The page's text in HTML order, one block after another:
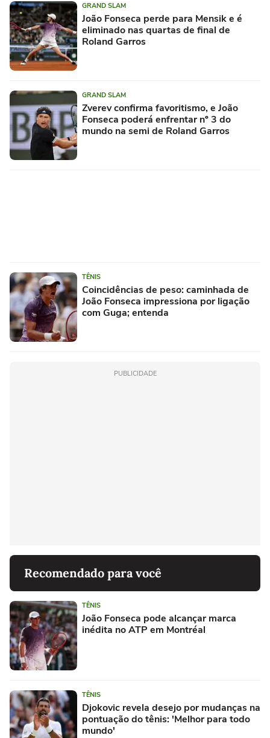
GRAND SLAM
João Fonseca perde para Mensik e é
eliminado nas quartas de final de
Roland Garros
GRAND SLAM
Zverev confirma favoritismo, e João
Fonseca poderá enfrentar nº 3 do
mundo na semi de Roland Garros
TÊNIS
Coincidências de peso: caminhada de
João Fonseca impressiona por ligação
com Guga; entenda
PUBLICIDADE
Recomendado para você
TÊNIS
João Fonseca pode alcançar marca
inédita no ATP em Montréal
TÊNIS
Djokovic revela desejo por mudanças na
pontuação do tênis: 'Melhor para todo
mundo'